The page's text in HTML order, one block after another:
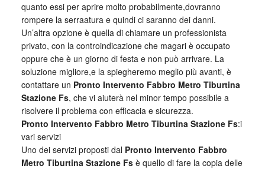
quanto essi per aprire molto probabilmente,dovranno
rompere la serraatura e quindi ci saranno dei danni.
Un’altra opzione è quella di chiamare un professionista
privato, con la controindicazione che magari è occupato
oppure che è un giorno di festa e non può arrivare. La
soluzione migliore,e la spiegheremo meglio più avanti, è
contattare un Pronto Intervento Fabbro Metro Tiburtina
Stazione Fs, che vi aiuterà nel minor tempo possibile a
risolvere il problema con efficacia e sicurezza.
Pronto Intervento Fabbro Metro Tiburtina Stazione Fs:i
vari servizi
Uno dei servizi proposti dal Pronto Intervento Fabbro
Metro Tiburtina Stazione Fsè quello di fare la copia delle